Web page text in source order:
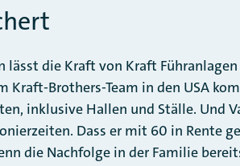
die Kraft von Kraft
Kraft-Brothers-Team in den USA
inklusive Hallen und Ställe. Und
Dass er mit 60 in Rente
die Nachfolge in der Familie